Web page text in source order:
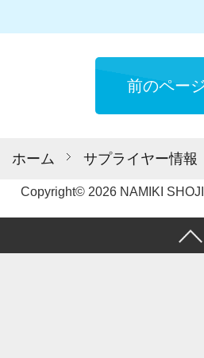
ホーム サプライヤー情報
前のペー
Copyright© 2026 NAMIKI